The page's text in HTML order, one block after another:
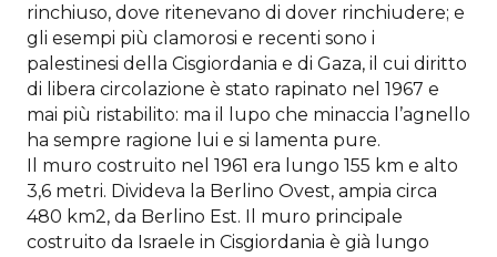
rinchiuso, dove ritenevano di dover rinchiudere; e
gli esempi più clamorosi e recenti sono i
palestinesi della Cisgiordania e di Gaza, il cui diritto
di libera circolazione è stato rapinato nel 1967 e
mai più ristabilito: ma il lupo che minaccia l’agnello
ha sempre ragione lui e si lamenta pure.
Il muro costruito nel 1961 era lungo 155 km e alto
3,6 metri. Divideva la Berlino Ovest, ampia circa
480 km2, da Berlino Est. Il muro principale
costruito da Israele in Cisgiordania è già lungo